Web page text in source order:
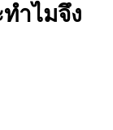
ำไมจึง